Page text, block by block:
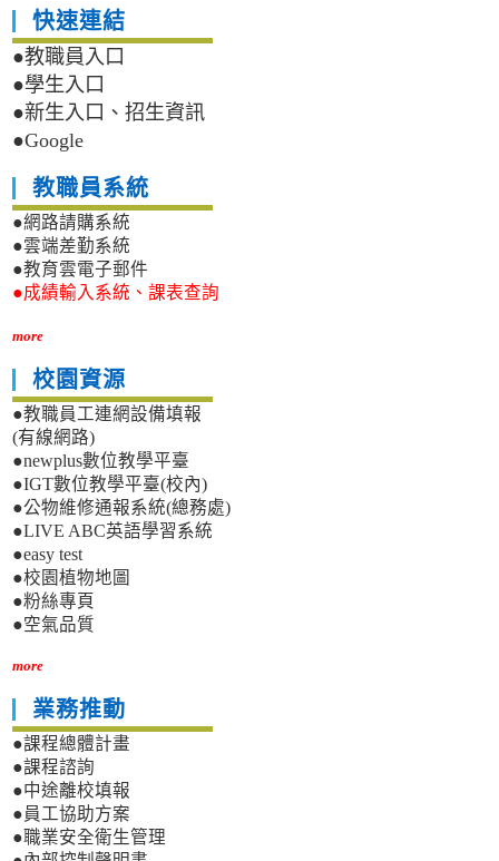
快速連結
●教職員入口
●學生入口
●新生入口、招生資訊
●Google
教職員系統
●網路請購系統
●雲端差勤系統
●教育雲電子郵件
●成績輸入系統、課表查詢
more
校園資源
●教職員工連網設備填報
(有線網路)
●newplus數位教學平臺
●IGT數位教學平臺(校內)
●公物維修通報系統(總務處)
●LIVE ABC英語學習系統
●easy test
●校園植物地圖
●粉絲專頁
●空氣品質
more
業務推動
●課程總體計畫
●課程諮詢
●中途離校填報
●員工協助方案
●職業安全衛生管理